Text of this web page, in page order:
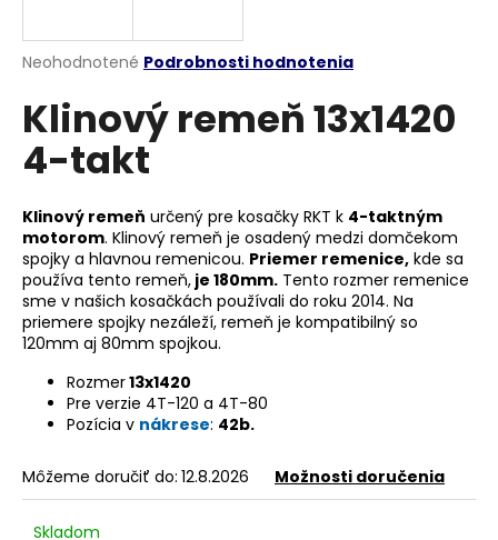
Priemerné
produktu
je
0,0
z
hviezdičiek.
Neohodnotené Podrobnosti hodnotenia
Klinový remeň 13x1420
4-takt
Klinový remeň určený pre kosačky RKT k 4-taktným
motorom. Klinový remeň je osadený medzi domčekom
spojky a hlavnou remenicou. Priemer remenice, kde sa
používa tento remeň, je 180mm. Tento rozmer remenice
sme v našich kosačkách používali do roku 2014. Na
priemere spojky nezáleží, remeň je kompatibilný so
120mm aj 80mm spojkou.
Rozmer13x1420
Pre verzie 4T-120 a 4T-80
Pozícia v nákrese: 42b.
Môžeme doručiť do: 12.8.2026 Možnosti doručenia
Skladom
j
ť
?
HĽADAŤ
O
ú
č
a